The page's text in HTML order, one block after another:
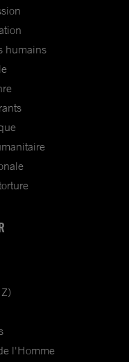
humains
l'Homme